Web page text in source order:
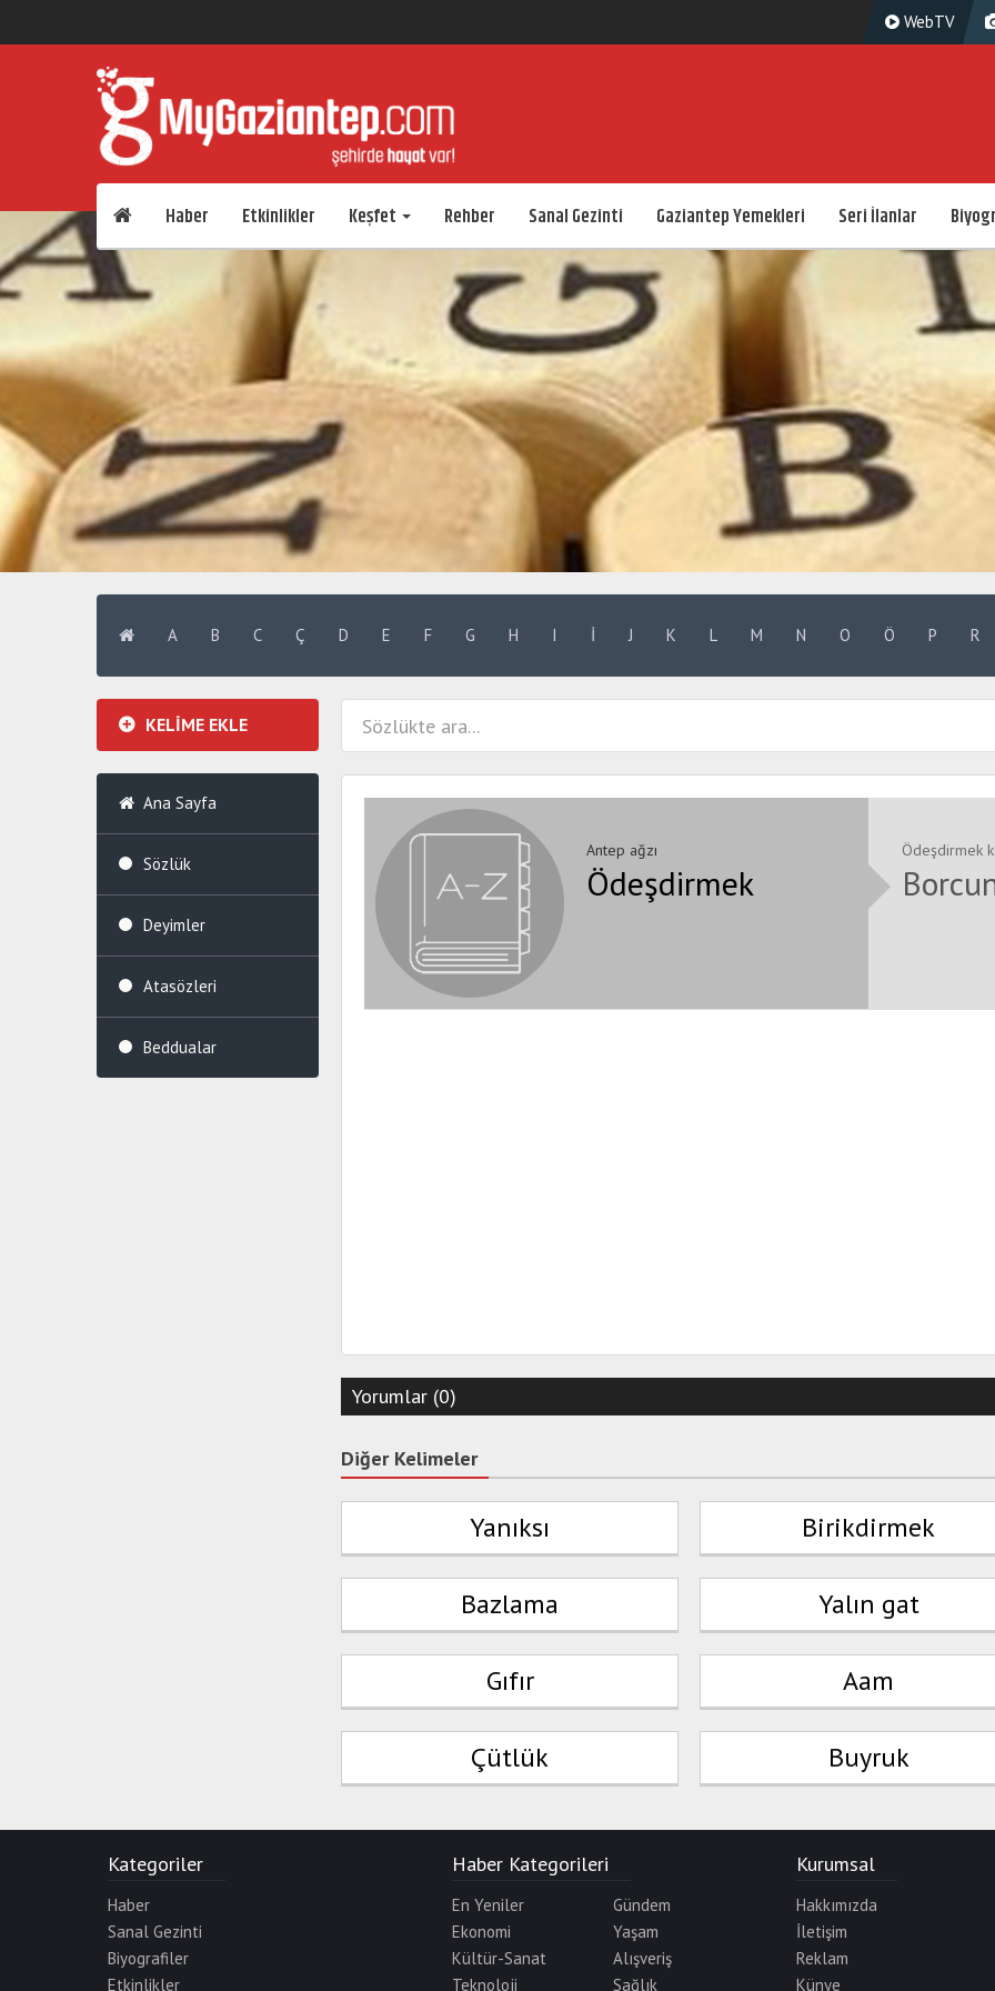
WebTV
Haber Etkinlikler Keşfet Rehber Sanal Gezinti Gaziantep Yemekleri Seri İlanlar
A B C Ç D E F G H I İ J K L M N O Ö P R
KELİME EKLE
Ana Sayfa
Sözlük
Deyimler
Atasözleri
Beddualar
Antep ağzı
Ödeşdirmek
Ödeşdirmek
Yorumlar (0)
Diğer Kelimeler
Yanıksı Birikdirmek
Bazlama Yalın gat
Gıfır Aam
Çütlük Buyruk
Kategoriler
Haber
Sanal Gezinti
Biyografiler
Etkinlikler
Haber Kategorileri
En Yeniler
Gündem
Ekonomi
Yaşam
Kültür-Sanat
Alışveriş
Teknoloji
Sağlık
Kurumsal
Hakkımızda
İletişim
Reklam
Künye